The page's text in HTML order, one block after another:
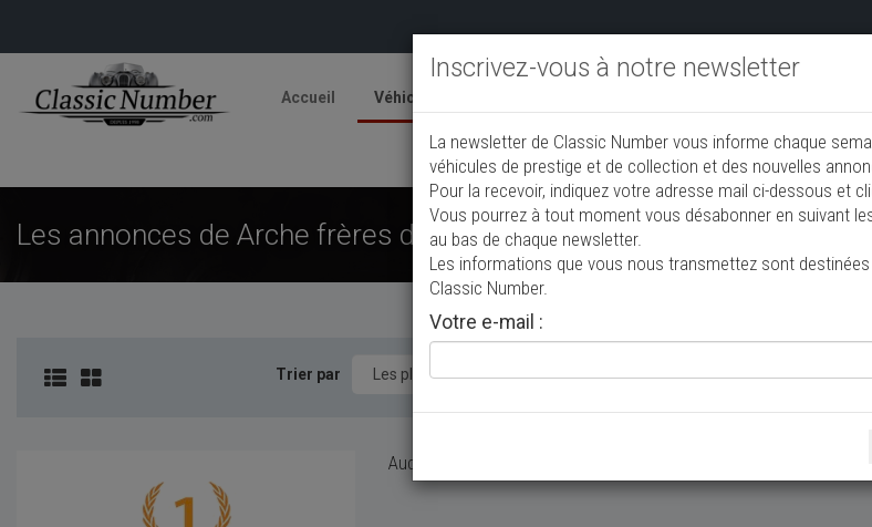
Accueil Véhicules
Ajouter une annonce
Les annonces de Arche frères de collection à vendre
Trier par
Aucun véhicule ne correspond à votre recherche, veuillez modifier
Inscrivez-vous à notre newsletter
La newsletter de Classic Number vous informe chaque
véhicules de prestige et de collection et des nouvelles
Pour la recevoir, indiquez votre adresse mail ci-dessous et
Vous pourrez à tout moment vous désabonner en suivant
au bas de chaque newsletter.
Les informations que vous nous transmettez sont destinées
Classic Number.
Votre e-mail :